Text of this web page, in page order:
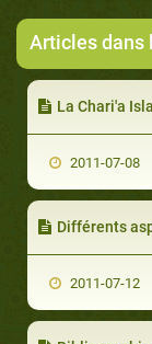
Articles dans
La Chari'a
2011-07-08
Différents
2011-07-12